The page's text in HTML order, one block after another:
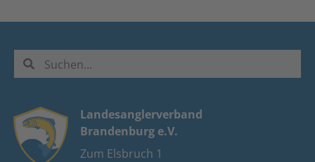
Landesanglerverband
Brandenburg e.V.
Zum Elsbruch 1